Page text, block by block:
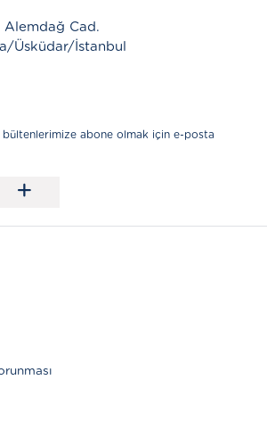
Alemdağ Cad.
Üsküdar/İstanbul
bültenlerimize abone olmak için e-posta
+